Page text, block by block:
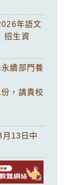
年語文
招生資
續部門養
，請貴校
13日中